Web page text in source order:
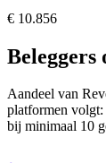
€ 10.856
Beleggers
Aandeel van
platformen volgt:
bij minimaal 10